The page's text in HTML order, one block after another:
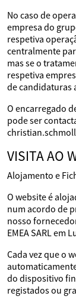
No caso de
empresa do
respetiva
centralmente
mas se o
respetiva
de candidaturas
O encarregado
pode ser
VISITA AO
Alojamento e
O website é
num acordo de
nosso
EMEA SARL em
Cada vez que o
do dispositivo
registados ou